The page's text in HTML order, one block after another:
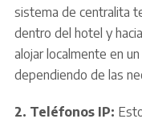
sistema de centralita
dentro del hotel y
alojar localmente en
dependiendo de las
2. Teléfonos IP: